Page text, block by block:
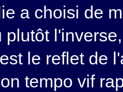
a choisi de
plutôt
le reflet de
tempo vif